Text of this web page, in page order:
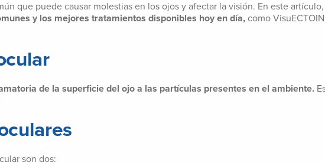
que puede causar molestias en los ojos y afectar la visión. En este
y los mejores tratamientos disponibles hoy en día, como
de la superficie del ojo a las partículas presentes en el ambiente.
son dos: